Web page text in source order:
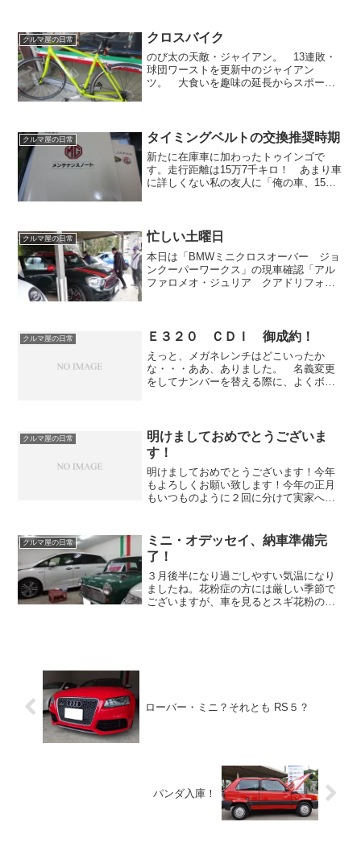
クルマ屋の日常 クロスバイク
のび太の天敵・ジャイアン。 13連敗・
球団ワーストを更新中のジャイアン
ツ。 大食いを趣味の延長からスポーツ
パクトがあるせいか、この...
クルマ屋の日常 タイミングベルトの交換推奨時期
新たに在庫車に加わったトゥインゴで
す。走行距離は15万7千キロ！ あまり車
に詳しくない私の友人に「俺の車、15万7
います。 そんな友...
クルマ屋の日常 忙しい土曜日
本日は「BMWミニクロスオーバー ジョ
ンクーパーワークス」の現車確認「アル
ファロメオ・ジュリア クアドリフォリ
陸送で到着等、色々と...
クルマ屋の日常 Ｅ３２０ ＣＤＩ 御成約！
えっと、メガネレンチはどこいったか
な・・・ああ、ありました。 名義変更
をしてナンバーを替える際に、よくボル
な所も目立つのでカスタムす...
クルマ屋の日常
明けましておめでとうございま
す！
明けましておめでとうございます！今年
もよろしくお願い致します！今年の正月
もいつものように２回に分けて実家へ帰
ジジとババがいるせいか、いつもより大
人しかった２人。 いつも...
クルマ屋の日常
ミニ・オデッセイ、納車準備完
了！
３月後半になり過ごしやすい気温になり
ましたね。花粉症の方には厳しい季節で
ございますが、車を見るとスギ花粉のピ
ローバー・ミニ？それとも RS５？
パンダ入庫！